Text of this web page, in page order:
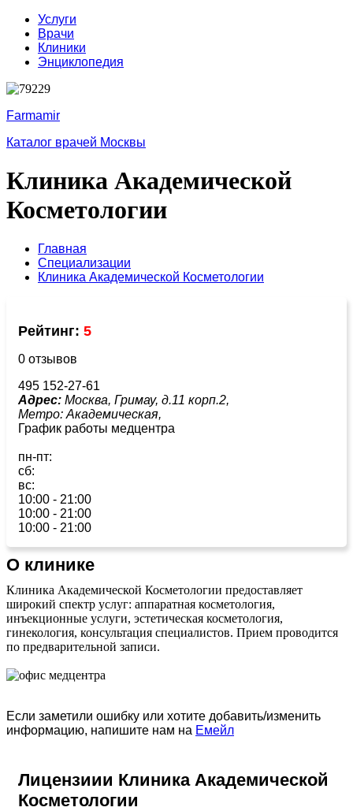
Услуги
Врачи
Клиники
Энциклопедия
Farmamir
Каталог врачей Москвы
Клиника Академической
Косметологии
Главная
Специализации
Клиника Академической Косметологии
Рейтинг: 5
0 отзывов
495 152-27-61
Адрес: Москва, Гримау, д.11 корп.2,
Метро: Академическая,
График работы медцентра
пн-пт:
сб:
вс:
10:00 - 21:00
10:00 - 21:00
10:00 - 21:00
О клинике
Клиника Академической Косметологии предоставляет
широкий спектр услуг: аппаратная косметология,
инъекционные услуги, эстетическая косметология,
гинекология, консультация специалистов. Прием проводится
по предварительной записи.
Если заметили ошибку или хотите добавить/изменить
информацию, напишите нам на Емейл
Лицензиии Клиника Академической
Косметологии